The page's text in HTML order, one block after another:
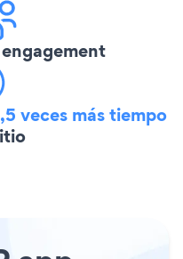
veces más tiempo